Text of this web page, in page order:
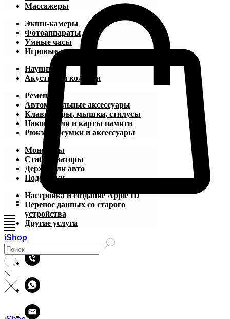
iShop
Массажеры
Экшн-камеры
Фотоаппараты
Умные часы
Игровые приставки
Наушники
Акустика и колонки
Ремешки
Автомобильные аксессуары
Клавиатуры, мышки, стилусы
Накопители и карты памяти
Рюкзаки, сумки и аксессуары
Моноподы
Стабилизаторы
Держатели авто
Подставки
Настройка и создание Apple ID
Перенос данных со старого
устройства
Другие услуги